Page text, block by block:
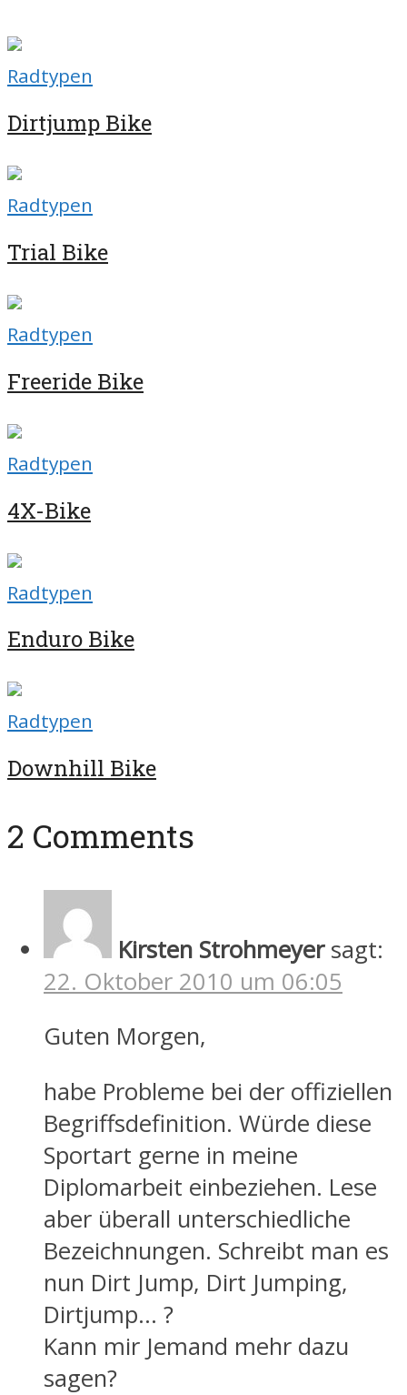
Radtypen
Dirtjump Bike
Radtypen
Trial Bike
Radtypen
Freeride Bike
Radtypen
4X-Bike
Radtypen
Enduro Bike
Radtypen
Downhill Bike
2 Comments
Kirsten Strohmeyer sagt:
22. Oktober 2010 um 06:05
Guten Morgen,
habe Probleme bei der offiziellen
Begriffsdefinition. Würde diese
Sportart gerne in meine
Diplomarbeit einbeziehen. Lese
aber überall unterschiedliche
Bezeichnungen. Schreibt man es
nun Dirt Jump, Dirt Jumping,
Dirtjump… ?
Kann mir Jemand mehr dazu
sagen?